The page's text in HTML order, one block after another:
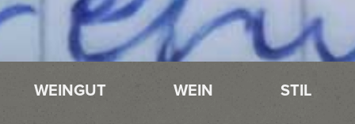
WEINGUT WEIN STIL